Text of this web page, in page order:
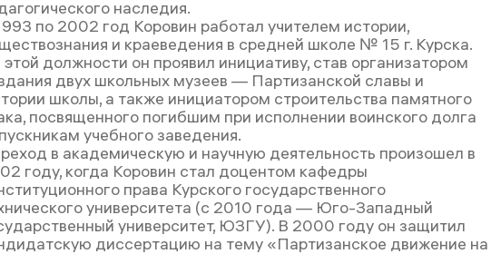
наследия.
по 2002 год Коровин работал учителем истории,
и краеведения в средней школе № 15 г. Курска.
должности он проявил инициативу, став организатором
двух школьных музеев — Партизанской славы и
школы, а также инициатором строительства памятного
посвященного погибшим при исполнении воинского долга
учебного заведения.
в академическую и научную деятельность произошел в
году, когда Коровин стал доцентом кафедры
права Курского государственного
университета (с 2010 года — Юго-Западный
университет, ЮЗГУ). В 2000 году он защитил
диссертацию на тему «Партизанское движение на